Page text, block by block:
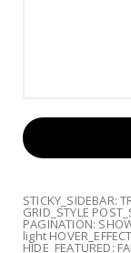
STICKY_SIDEBAR:
GRID_STYLE
PAGINATION:
light
HIDE_FEATURED: